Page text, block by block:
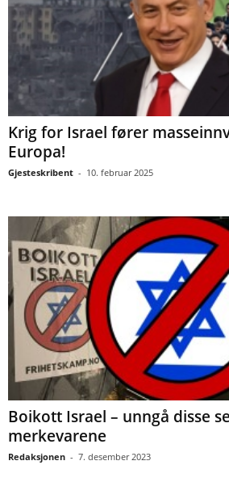
Krig for Israel fører
Europa!
Gjesteskribent - 10. februar 2025
Boikott Israel – unngå disse
merkevarene
Redaksjonen - 7. desember 2023